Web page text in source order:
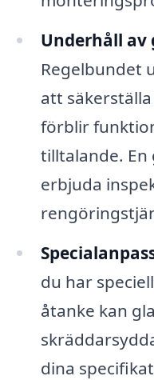
Underhåll av
Regelbundet
att
förblir
tilltalande. En
erbjuda
du har
åtanke kan
dina